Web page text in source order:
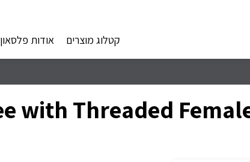
קטלוג מוצרים
אודות פלסאון